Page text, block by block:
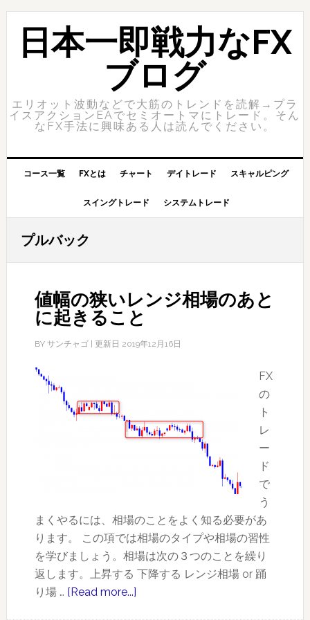
Skip
primary
navigation
Skip
content日本一即戦力なFX
ブログ
エリオット波動などで大筋のトレンドを読解→プラ
イスアクションEAでセミオートマにトレード。そん
なFX手法に興味ある人は読んでください。
コース一覧 FXとは チャート デイトレード スキャルピング
スイングトレード システムトレード
プルバック
値幅の狭いレンジ相場のあと
に起きること
BY サンチャゴ| 更新日 2019年12月16日
FX
の
ト
レ
ー
ド
で
う
まくやるには、相場のことをよく知る必要があ
ります。 この項では相場のタイプや相場の習性
を学びましょう。相場は次の３つのことを繰り
返します。上昇する 下降する レンジ相場 or 踊
り場 … [Read more...]